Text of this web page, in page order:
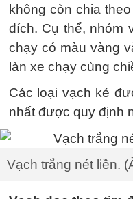
không còn chia
đích. Cụ thể, nhóm
chạy có màu vàng
làn xe chạy cùng
Các loại vạch kẻ
nhất được quy định
Vạch trắng nét liền.